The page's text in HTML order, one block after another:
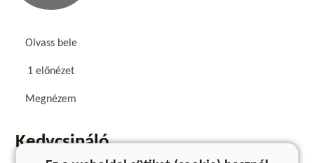
Olvass bele
1 előnézet
Megnézem
Kedvcsináló